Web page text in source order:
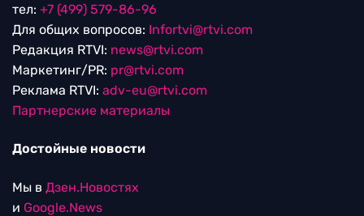
тел: +7 (499) 579-86-96
Для общих вопросов: Infortvi@rtvi.com
Редакция RTVI: news@rtvi.com
Маркетинг/PR: pr@rtvi.com
Реклама RTVI: adv-eu@rtvi.com
Партнерские материалы
Достойные новости
Мы в Дзен.Новостях
и Google.News